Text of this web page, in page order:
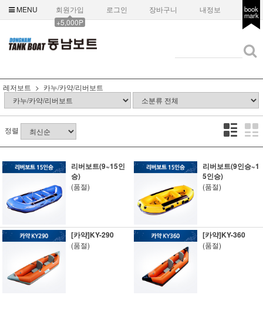
MENU
회원가입
+5,000P
로그인 장바구니 내정보 book
mark
레저보트 카누/카약/리버보트
정렬
리버보트(9~15인
승)
(품절)
리버보트(9인승~1
5인승)
(품절)
[카약]KY-290
(품절)
[카약]KY-360
(품절)